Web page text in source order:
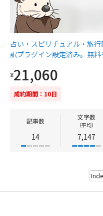
占い・スピリチュアル・旅
訳プラグイン設定済み。無料
¥21,060
成約期間：10日
記事数
14
文字数
（平均）
7,147